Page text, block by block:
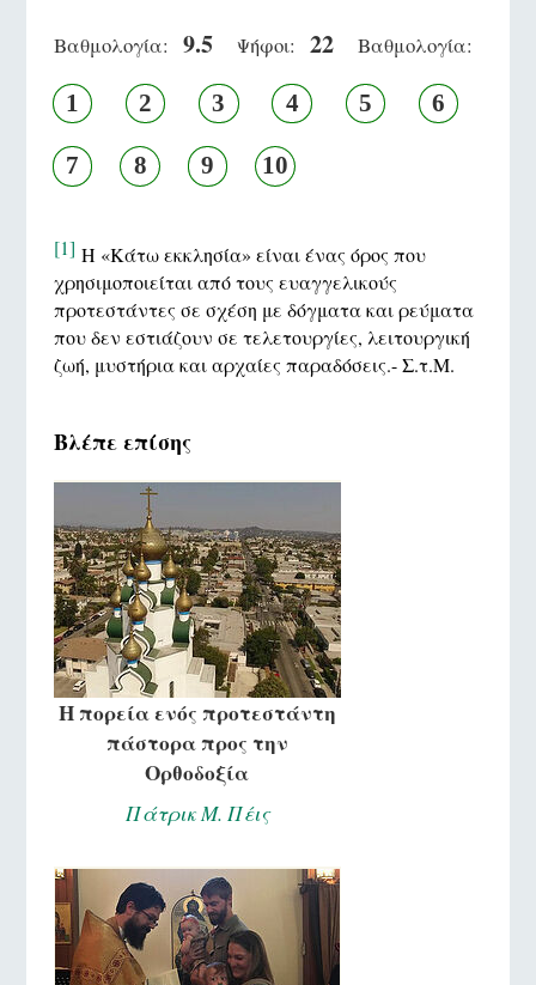
Βαθμολογία: 9.5 Ψήφοι: 22 Βαθμολογία:
1 2 3 4 5 6
7 8 9 10
[1] Η «Κάτω εκκλησία» είναι ένας όρος που
χρησιμοποιείται από τους ευαγγελικούς
προτεστάντες σε σχέση με δόγματα και ρεύματα
που δεν εστιάζουν σε τελετουργίες, λειτουργική
ζωή, μυστήρια και αρχαίες παραδόσεις.- Σ.τ.Μ.
Βλέπε επίσης
Η πορεία ενός προτεστάντη
πάστορα προς την
Ορθοδοξία
Πάτρικ Μ. Πέις